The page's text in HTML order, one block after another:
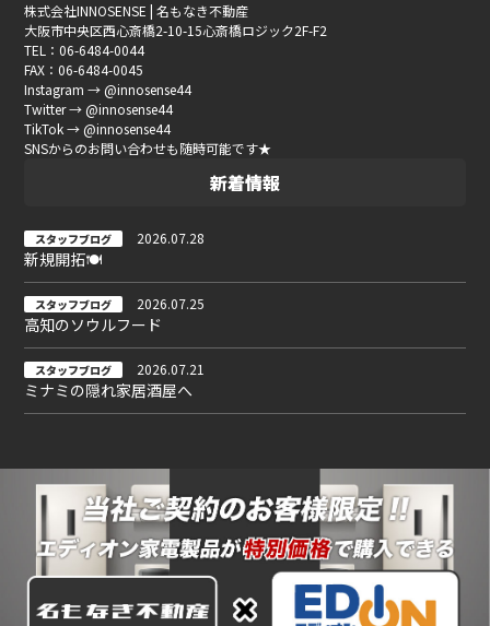
株式会社INNOSENSE | 名もなき不動産
大阪市中央区西心斎橋2-10-15心斎橋ロジック2F-F2
TEL：06-6484-0044
FAX：06-6484-0045
Instagram → @innosense44
Twitter → @innosense44
TikTok → @innosense44
SNSからのお問い合わせも随時可能です★
新着情報
スタッフブログ 2026.07.28
新規開拓🍽
スタッフブログ 2026.07.25
高知のソウルフード
スタッフブログ 2026.07.21
ミナミの隠れ家居酒屋へ